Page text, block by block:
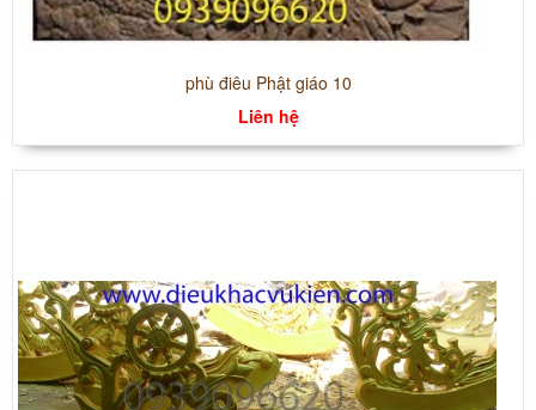
phù điêu Phật giáo 10
Liên hệ